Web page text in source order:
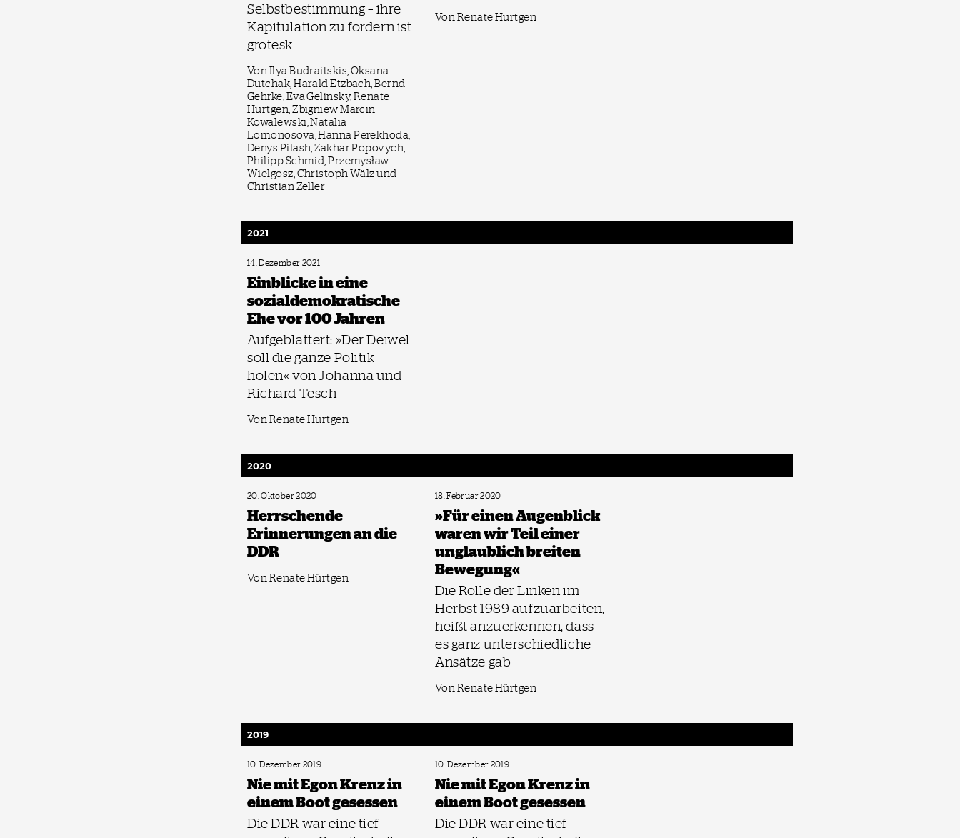
Selbstbestimmung – ihre
Kapitulation zu fordern ist
grotesk
Von Ilya Budraitskis, Oksana
Dutchak, Harald Etzbach, Bernd
Gehrke, Eva Gelinsky, Renate
Hürtgen, Zbigniew Marcin
Kowalewski, Natalia
Lomonosova, Hanna Perekhoda,
Denys Pilash, Zakhar Popovych,
Philipp Schmid, Przemysław
Wielgosz, Christoph Wälz und
Christian Zeller
Von Renate Hürtgen
2021
14. Dezember 2021
Einblicke in eine
sozialdemokratische
Ehe vor 100 Jahren
Aufgeblättert: »Der Deiwel
soll die ganze Politik
holen« von Johanna und
Richard Tesch
Von Renate Hürtgen
2020
20. Oktober 2020
Herrschende
Erinnerungen an die
DDR
Von Renate Hürtgen
18. Februar 2020
»Für einen Augenblick
waren wir Teil einer
unglaublich breiten
Bewegung«
Die Rolle der Linken im
Herbst 1989 aufzuarbeiten,
heißt anzuerkennen, dass
es ganz unterschiedliche
Ansätze gab
Von Renate Hürtgen
2019
10. Dezember 2019
Nie mit Egon Krenz in
einem Boot gesessen
Die DDR war eine tief
10. Dezember 2019
Nie mit Egon Krenz in
einem Boot gesessen
Die DDR war eine tief